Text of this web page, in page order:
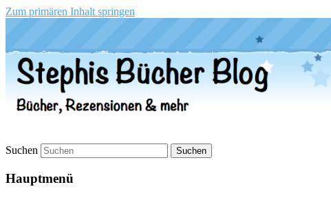
Zum primären Inhalt springen
Stephis Bücher Blog
Suchen
Hauptmenü